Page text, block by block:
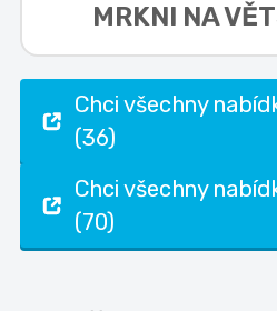
MRKNI NA
Chci všechny
(36)
Chci všechny
(70)